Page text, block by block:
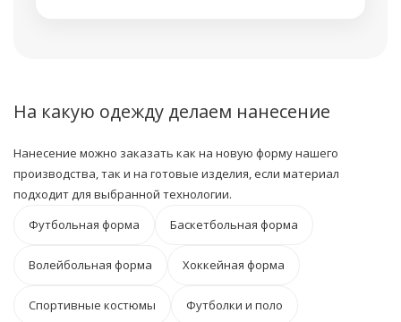
На какую одежду делаем нанесение
Нанесение можно заказать как на новую форму нашего
производства, так и на готовые изделия, если материал
подходит для выбранной технологии.
Футбольная форма
Баскетбольная форма
Волейбольная форма Хоккейная форма
Спортивные костюмы Футболки и поло